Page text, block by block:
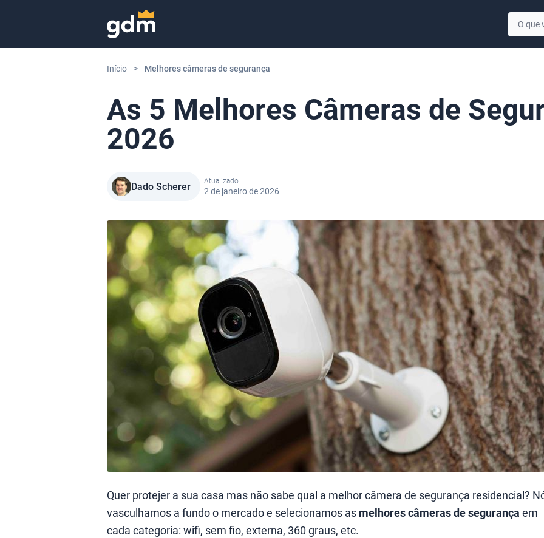
Início > Melhores câmeras de segurança
As 5 Melhores Câmeras de
2026
Dado Scherer Atualizado
2 de janeiro de 2026
Quer protejer a sua casa mas não sabe qual a melhor câmera de segurança residencial?
vasculhamos a fundo o mercado e selecionamos as melhores câmeras de segurança em
cada categoria: wifi, sem fio, externa, 360 graus, etc.